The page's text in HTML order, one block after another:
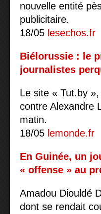
nouvelle entité
publicitaire.
18/05 lesechos.fr
Biélorussie : le
journalistes
Le site « Tut.by
contre Alexandre
matin.
18/05 lemonde.fr
En Guinée, un
« offense » au
Amadou Diouldé
dont se rendait